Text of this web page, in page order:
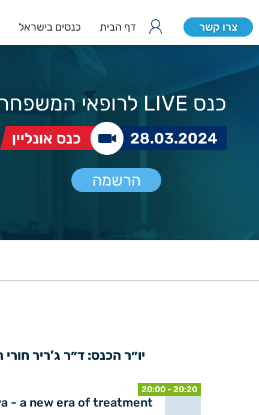
צרו קשר דף הבית כנסים בישראל
כנס LIVE לרופאי המשפחה
28.03.2024 כנס אונליין
הרשמה
יו״ר הכנס: ד״ר ג’ריר
20:00 - 20:20
- a new era of treatment